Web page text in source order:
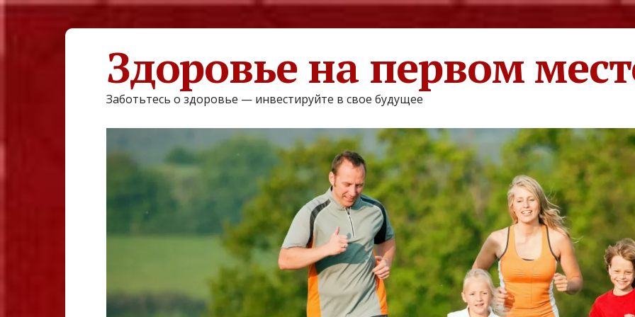
Здоровье на первом
Заботьтесь о здоровье — инвестируйте в свое будущее